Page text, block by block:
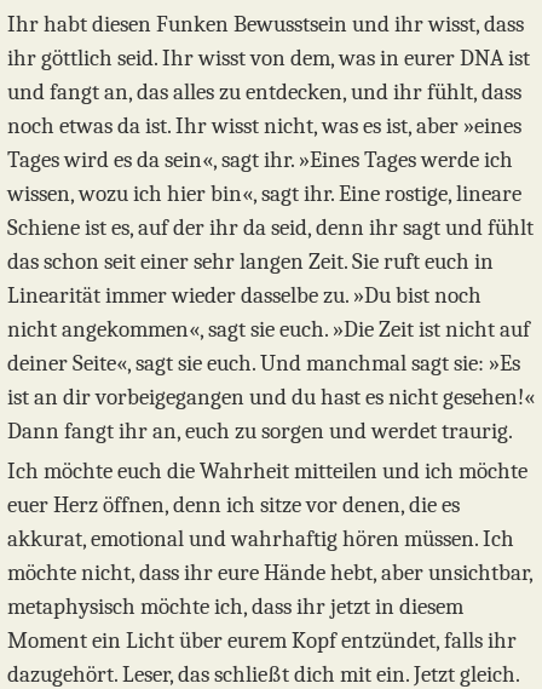
Ihr habt diesen Funken Bewusstsein und ihr wisst, dass
ihr göttlich seid. Ihr wisst von dem, was in eurer DNA ist
und fangt an, das alles zu entdecken, und ihr fühlt, dass
noch etwas da ist. Ihr wisst nicht, was es ist, aber »eines
Tages wird es da sein«, sagt ihr. »Eines Tages werde ich
wissen, wozu ich hier bin«, sagt ihr. Eine rostige, lineare
Schiene ist es, auf der ihr da seid, denn ihr sagt und fühlt
das schon seit einer sehr langen Zeit. Sie ruft euch in
Linearität immer wieder dasselbe zu. »Du bist noch
nicht angekommen«, sagt sie euch. »Die Zeit ist nicht auf
deiner Seite«, sagt sie euch. Und manchmal sagt sie: »Es
ist an dir vorbeigegangen und du hast es nicht gesehen!«
Dann fangt ihr an, euch zu sorgen und werdet traurig.
Ich möchte euch die Wahrheit mitteilen und ich möchte
euer Herz öffnen, denn ich sitze vor denen, die es
akkurat, emotional und wahrhaftig hören müssen. Ich
möchte nicht, dass ihr eure Hände hebt, aber unsichtbar,
metaphysisch möchte ich, dass ihr jetzt in diesem
Moment ein Licht über eurem Kopf entzündet, falls ihr
dazugehört. Leser, das schließt dich mit ein. Jetzt gleich.